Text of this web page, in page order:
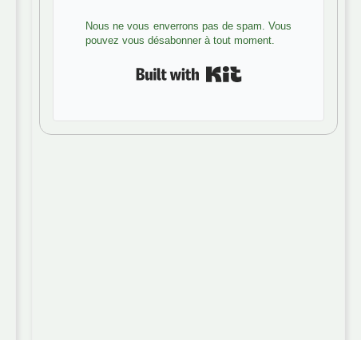
Nous ne vous enverrons pas de spam. Vous
pouvez vous désabonner à tout moment.